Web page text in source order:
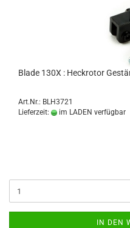
Blade 130X : Heckrotor
Art.Nr.: BLH3721
Lieferzeit:
im LADEN verfügbar
IN DEN